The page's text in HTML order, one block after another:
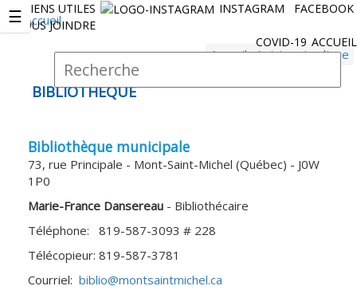
Jump to navigation
☰ FACEBOOK
INSTAGRAM
LIENS UTILES
NOUS JOINDRE
ACCUEIL
COVID-19
o
m
u
l
i
r
e
d
c
r
c
r
êtes
Accueil›Loisirs et culture
BIBLIOTHÈQUE
Bibliothèque municipale
73, rue Principale - Mont-Saint-Michel (Québec) - J0W
1P0
Marie-France Dansereau - Bibliothécaire
Téléphone: 819-587-3093 # 228
Télécopieur: 819-587-3781
Courriel: biblio@montsaintmichel.ca